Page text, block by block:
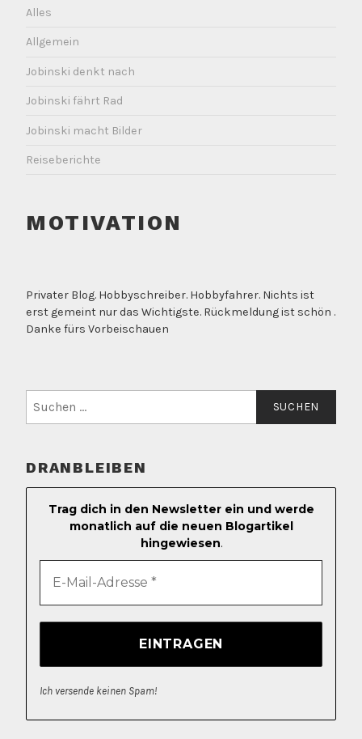
Alles
Allgemein
Jobinski denkt nach
Jobinski fährt Rad
Jobinski macht Bilder
Reiseberichte
MOTIVATION
Privater Blog. Hobbyschreiber. Hobbyfahrer. Nichts ist
erst gemeint nur das Wichtigste. Rückmeldung ist schön .
Danke fürs Vorbeischauen
nach:
DRANBLEIBEN
Trag dich in den Newsletter ein und werde
monatlich auf die neuen Blogartikel
hingewiesen.
Ich versende keinen Spam!